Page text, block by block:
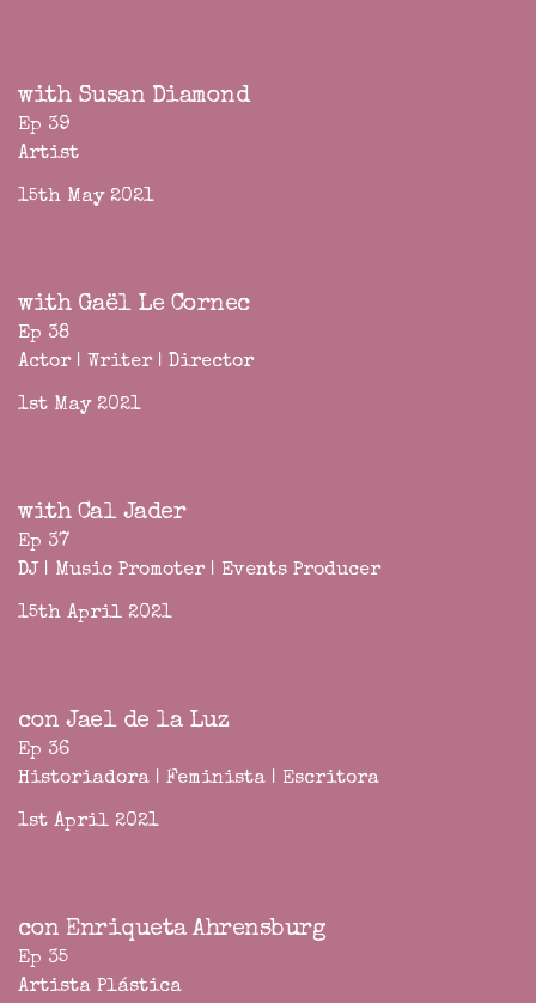
with Susan Diamond
Ep 39
Artist
15th May 2021
with Gaël Le Cornec
Ep 38
Actor | Writer | Director
1st May 2021
with Cal Jader
Ep 37
DJ | Music Promoter | Events Producer
15th April 2021
con Jael de la Luz
Ep 36
Historiadora | Feminista | Escritora
1st April 2021
con Enriqueta Ahrensburg
Ep 35
Artista Plástica